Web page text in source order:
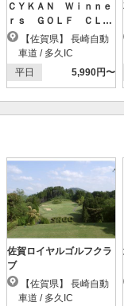
ＣＹＫＡＮ Ｗｉｎｎｅ
ｒｓ ＧＯＬＦ ＣＬＵ
Ｂ（旧：ＷＩＴＨＩＮ
ＳＴＹＬＥ Ｇ．Ｃ）
車道 / 多久IC
平日
5,990円〜
佐賀ロイヤルゴルフクラ
ブ
車道 / 多久IC